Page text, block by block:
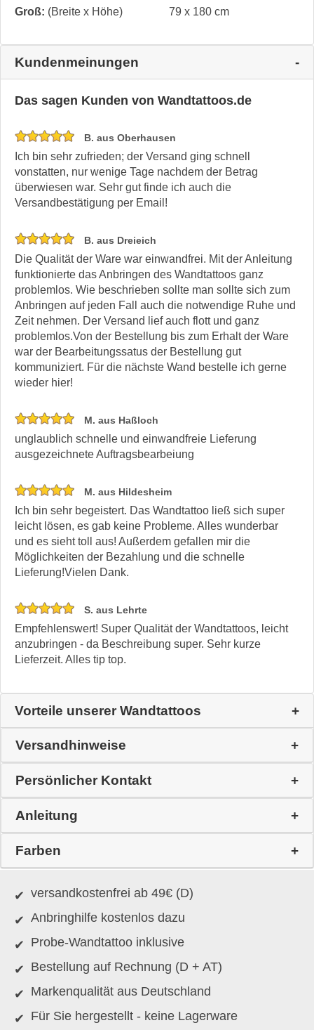
Groß: (Breite x Höhe) 79 x 180 cm
Kundenmeinungen
Das sagen Kunden von Wandtattoos.de
B. aus Oberhausen
Ich bin sehr zufrieden; der Versand ging schnell
vonstatten, nur wenige Tage nachdem der Betrag
überwiesen war. Sehr gut finde ich auch die
Versandbestätigung per Email!
B. aus Dreieich
Die Qualität der Ware war einwandfrei. Mit der Anleitung
funktionierte das Anbringen des Wandtattoos ganz
problemlos. Wie beschrieben sollte man sollte sich zum
Anbringen auf jeden Fall auch die notwendige Ruhe und
Zeit nehmen. Der Versand lief auch flott und ganz
problemlos.Von der Bestellung bis zum Erhalt der Ware
war der Bearbeitungssatus der Bestellung gut
kommuniziert. Für die nächste Wand bestelle ich gerne
wieder hier!
M. aus Haßloch
unglaublich schnelle und einwandfreie Lieferung
ausgezeichnete Auftragsbearbeiung
M. aus Hildesheim
Ich bin sehr begeistert. Das Wandtattoo ließ sich super
leicht lösen, es gab keine Probleme. Alles wunderbar
und es sieht toll aus! Außerdem gefallen mir die
Möglichkeiten der Bezahlung und die schnelle
Lieferung!Vielen Dank.
S. aus Lehrte
Empfehlenswert! Super Qualität der Wandtattoos, leicht
anzubringen - da Beschreibung super. Sehr kurze
Lieferzeit. Alles tip top.
Vorteile unserer Wandtattoos
Versandhinweise
Persönlicher Kontakt
Anleitung
Farben
versandkostenfrei ab 49€ (D)
Anbringhilfe kostenlos dazu
Probe-Wandtattoo inklusive
Bestellung auf Rechnung (D + AT)
Markenqualität aus Deutschland
Für Sie hergestellt - keine Lagerware